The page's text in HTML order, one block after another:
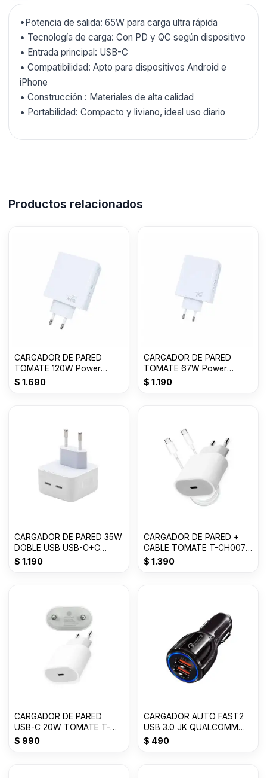
•Potencia de salida: 65W para carga ultra rápida
• Tecnología de carga: Con PD y QC según dispositivo
• Entrada principal: USB-C
• Compatibilidad: Apto para dispositivos Android e
iPhone
• Construcción : Materiales de alta calidad
• Portabilidad: Compacto y liviano, ideal uso diario
Productos relacionados
CARGADOR DE PARED
TOMATE 120W Power
adapter Suit USB T-CH018
$ 1.690
CARGADOR DE PARED
TOMATE 67W Power
adapter Suit USB T-CH016
$ 1.190
CARGADOR DE PARED 35W
DOBLE USB USB-C+C
TOMATE T-CH004
$ 1.190
CARGADOR DE PARED +
CABLE TOMATE T-CH007
35W USB-C to C
$ 1.390
CARGADOR DE PARED
USB-C 20W TOMATE T-
CH003
$ 990
CARGADOR AUTO FAST2
USB 3.0 JK QUALCOMM
CHIP 12/24 VLTS 3.1
$ 490